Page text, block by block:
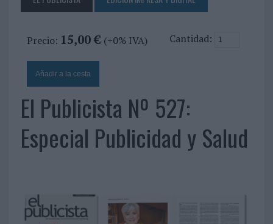
Precio: 15,00 € (+0% IVA) Cantidad:
El Publicista Nº 527:
Especial Publicidad y Salud